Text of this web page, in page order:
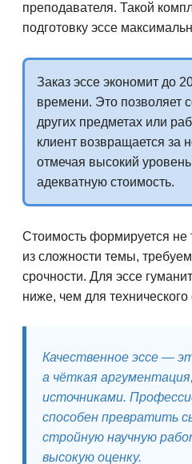
преподавателя. Такой
подготовку эссе
Заказ эссе экономит до
времени. Это позволяет
других предметах или
клиент возвращается за
отмечая высокий
адекватную стоимость.
Стоимость формируется не
из сложности темы,
срочности. Для эссе
ниже, чем для
Качественное эссе —
а чёткая
источниками.
способен превратить
стройную научную
высокую оценку.